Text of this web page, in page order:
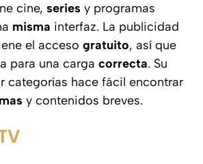
cine, series y programas
misma interfaz. La publicidad
el acceso gratuito, así que
para una carga correcta. Su
categorías hace fácil encontrar
y contenidos breves.